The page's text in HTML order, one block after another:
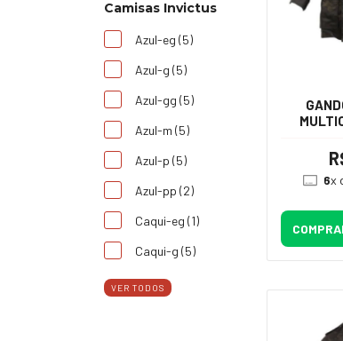
Camisas Invictus
Azul-eg (5)
Azul-g (5)
Azul-gg (5)
Azul-m (5)
Azul-p (5)
Azul-pp (2)
Caqui-eg (1)
Caqui-g (5)
VER TODOS
6x